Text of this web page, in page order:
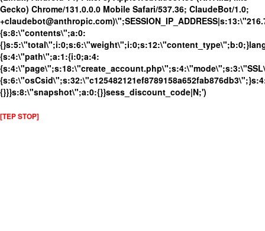
Gecko) Chrome/131.0.0.0 Mobile Safari/537.36; ClaudeBot/1.0;
{s:8:\"contents\";a:0:
{s:4:\"path\";a:1:{i:0;a:4:
{}}}s:8:\"snapshot\";a:0:{}}sess_discount_code|N;')
[TEP STOP]